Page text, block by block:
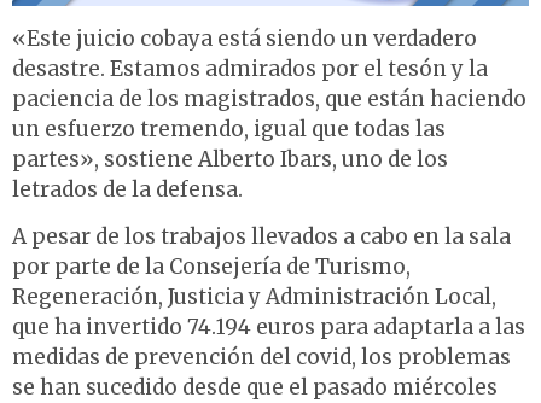
«Este juicio cobaya está siendo un verdadero
desastre. Estamos admirados por el tesón y la
paciencia de los magistrados, que están haciendo
un esfuerzo tremendo, igual que todas las
partes», sostiene Alberto Ibars, uno de los
letrados de la defensa.
A pesar de los trabajos llevados a cabo en la sala
por parte de la Consejería de Turismo,
Regeneración, Justicia y Administración Local,
que ha invertido 74.194 euros para adaptarla a las
medidas de prevención del covid, los problemas
se han sucedido desde que el pasado miércoles